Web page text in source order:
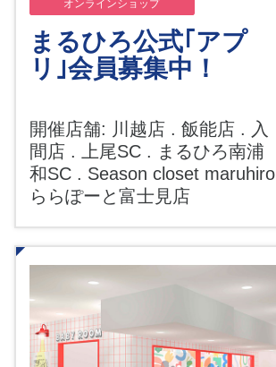
オンラインショップ
まるひろ公式｢アプ
リ｣会員募集中！
開催店舗: 川越店 . 飯能店 . 入
間店 . 上尾SC . まるひろ南浦
和SC . Season closet maruhiro
ららぽーと富士見店